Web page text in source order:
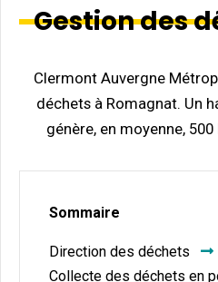
Gestion des
Clermont Auvergne
déchets à Romagnat. Un
génère, en moyenne,
Sommaire
Direction des déchets
Collecte des déchets en